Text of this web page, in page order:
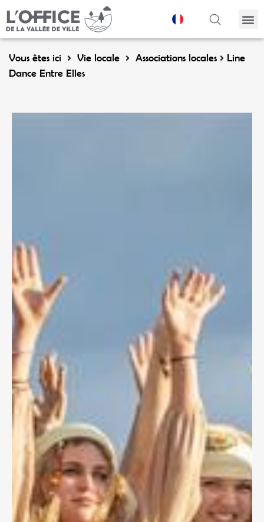
Vous êtes ici Vie locale Associations locales
Line
Dance Entre Elles
Panneau de gestion des cookies